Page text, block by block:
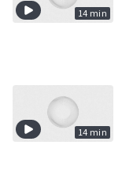
14 min
14 min